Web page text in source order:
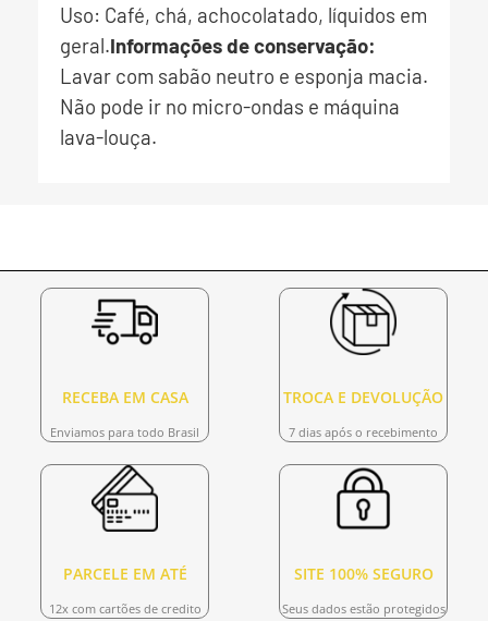
Uso: Café, chá, achocolatado, líquidos em
geral.Informações de conservação:
Lavar com sabão neutro e esponja macia.
Não pode ir no micro-ondas e máquina
lava-louça.
RECEBA EM CASA
Enviamos para todo Brasil
TROCA E DEVOLUÇÃO
7 dias após o recebimento
PARCELE EM ATÉ
12x com cartões de credito
SITE 100% SEGURO
Seus dados estão protegidos